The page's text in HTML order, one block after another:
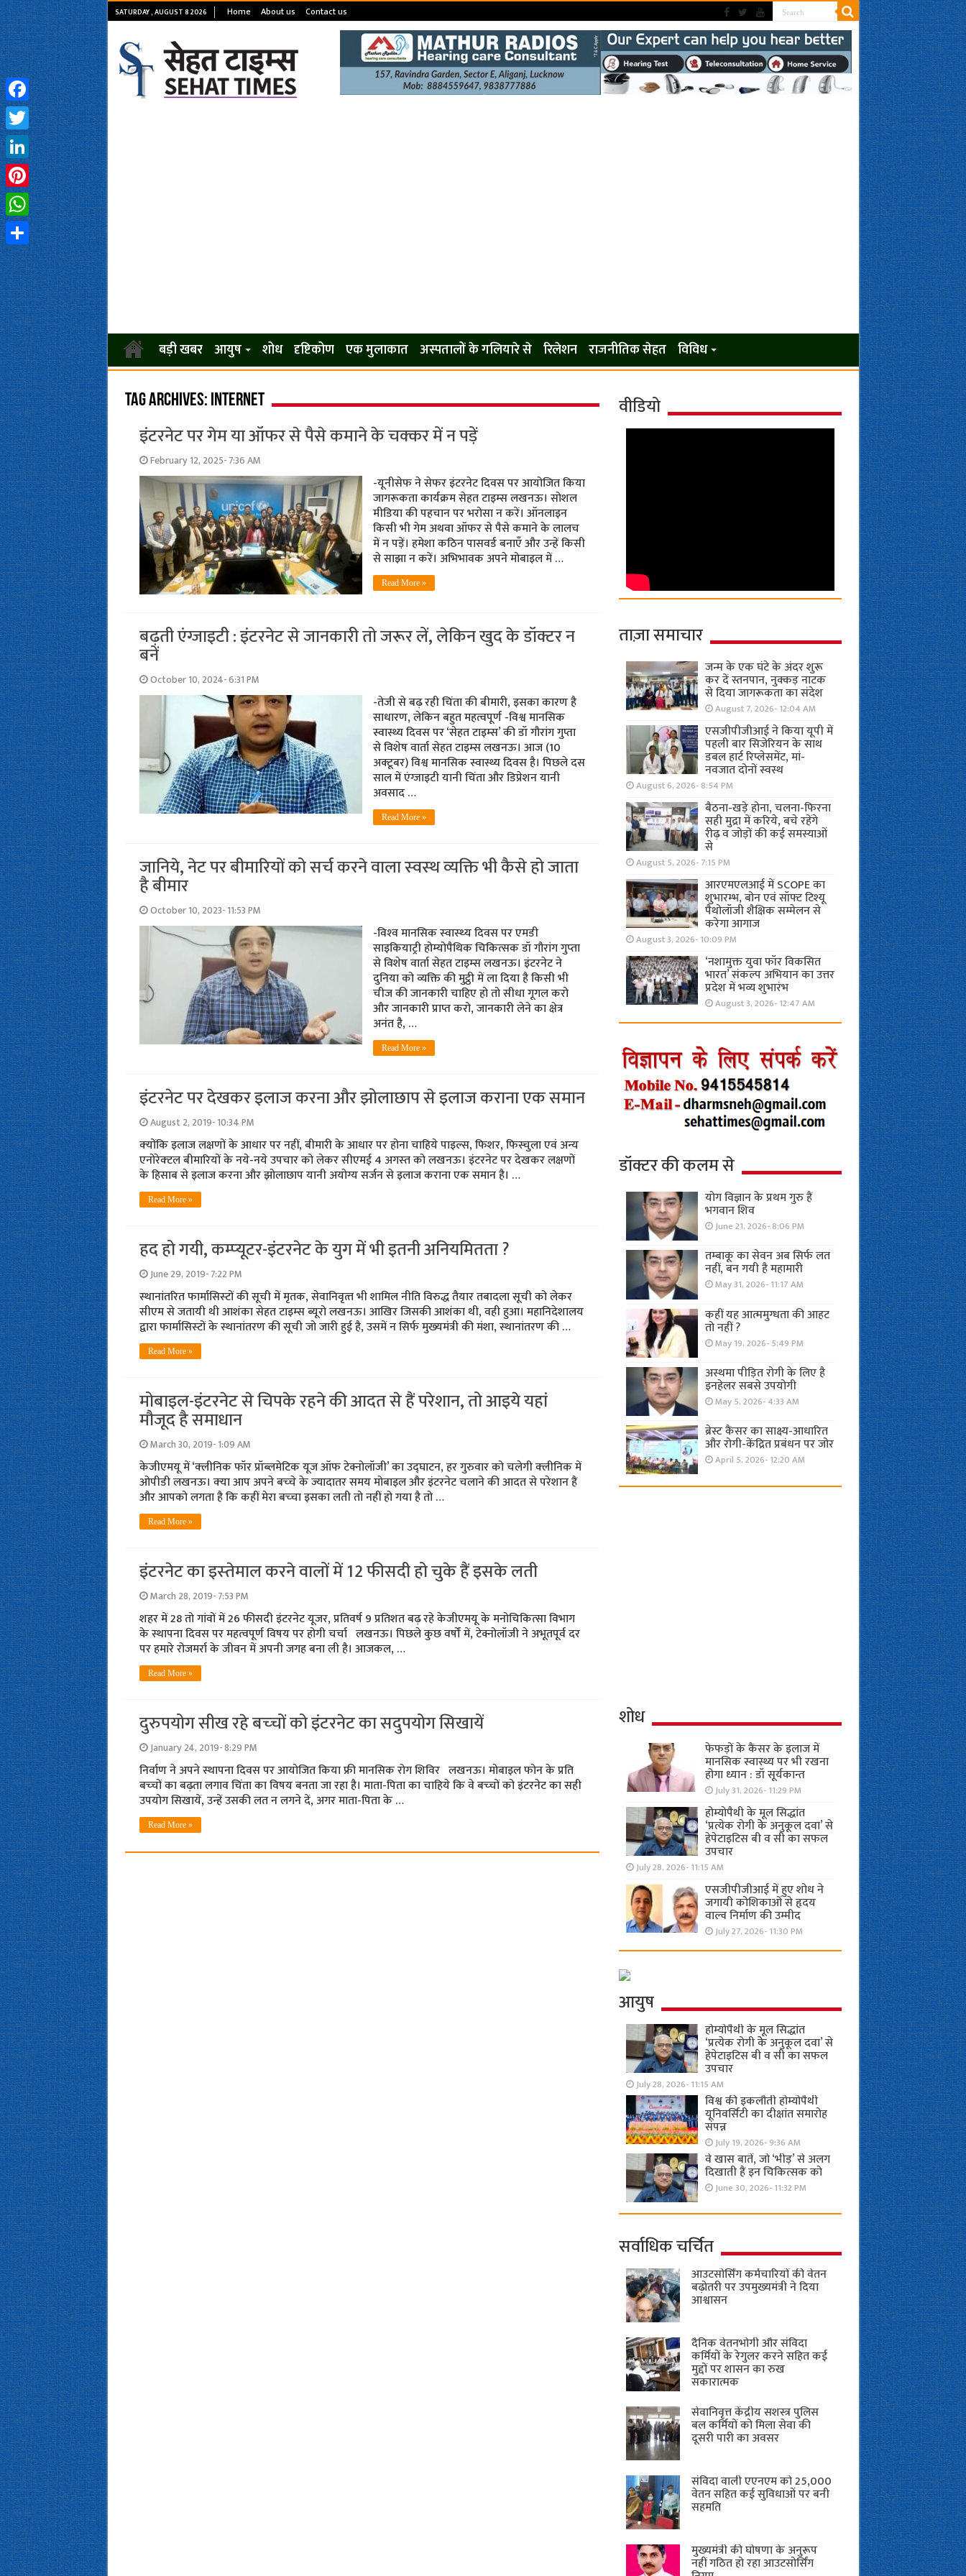
SATURDAY , AUGUST 8 2026 Home About us Contact us
बड़ी खबर आयुष शोध दृष्टिकोण एक मुलाकात अस्पतालों के गलियारे से रिलेशन राजनीतिक सेहत विविध
Tag Archives: Internet
इंटरनेट पर गेम या ऑफर से पैसे कमाने के चक्कर में न पड़ें
February 12, 2025- 7:36 AM
-यूनीसेफ ने सेफर इंटरनेट दिवस पर आयोजित किया
जागरूकता कार्यक्रम सेहत टाइम्स लखनऊ। सोशल
मीडिया की पहचान पर भरोसा न करें। ऑनलाइन
किसी भी गेम अथवा ऑफर से पैसे कमाने के लालच
में न पड़ें। हमेशा कठिन पासवर्ड बनाएँ और उन्हें किसी
से साझा न करें। अभिभावक अपने मोबाइल में …
Read More »
बढ़ती एंग्जाइटी : इंटरनेट से जानकारी तो जरूर लें, लेकिन खुद के डॉक्टर न
बनें
October 10, 2024- 6:31 PM
-तेजी से बढ़ रही चिंता की बीमारी, इसका कारण है
साधारण, लेकिन बहुत महत्वपूर्ण -विश्व मानसिक
स्वास्थ्य दिवस पर ‘सेहत टाइम्स’ की डॉ गौरांग गुप्ता
से विशेष वार्ता सेहत टाइम्स लखनऊ। आज (10
अक्टूबर) विश्व मानसिक स्वास्थ्य दिवस है। पिछले दस
साल में एंग्जाइटी यानी चिंता और डिप्रेशन यानी
अवसाद …
Read More »
जानिये, नेट पर बीमारियों को सर्च करने वाला स्‍वस्‍थ व्‍यक्ति भी कैसे हो जाता
है बीमार
October 10, 2023- 11:53 PM
-विश्‍व मानसिक स्‍वास्‍थ्‍य दिवस पर एमडी
साइकियाट्री होम्‍योपैथिक चिकित्‍सक डॉ गौरांग गुप्‍ता
से विशेष वार्ता सेहत टाइम्‍स लखनऊ। इंटरनेट ने
दुनिया को व्यक्ति की मुट्ठी में ला दिया है किसी भी
चीज की जानकारी चाहिए हो तो सीधा गूगल करो
और जानकारी प्राप्त करो, जानकारी लेने का क्षेत्र
अनंत है, …
Read More »
इंटरनेट पर देखकर इलाज करना और झोलाछाप से इलाज कराना एक समान
August 2, 2019- 10:34 PM
क्‍योंकि इलाज लक्षणों के आधार पर नहीं, बीमारी के आधार पर होना चाहिये पाइल्‍स, फि‍शर, फिस्‍चुला एवं अन्‍य
एनोरेक्‍टल बीमारियों के नये-नये उपचार को लेकर सीएमई 4 अगस्‍त को लखनऊ। इंटरनेट पर देखकर लक्षणों
के हिसाब से इलाज करना और झोलाछाप यानी अयोग्‍य सर्जन से इलाज कराना एक समान है। …
Read More »
हद हो गयी, कम्‍प्‍यूटर-इंटरनेट के युग में भी इतनी अनियमितता ?
June 29, 2019- 7:22 PM
स्‍थानांतरित फार्मासिस्‍टों की सूची में मृतक, सेवानिवृत्‍त भी शामिल नीति विरुद्ध तैयार तबादला सूची को लेकर
सीएम से जतायी थी आशंका सेहत टाइम्‍स ब्‍यूरो लखनऊ। आखिर जिसकी आशंका थी, वही हुआ। महानिदेशालय
द्वारा फार्मासिस्‍टों के स्‍थानांतरण की सूची जो जारी हुई है, उसमें न सिर्फ मुख्‍यमंत्री की मंशा, स्‍थानांतरण की …
Read More »
मोबाइल-इंटरनेट से चिपके रहने की आदत से हैं परेशान, तो आइये यहां
मौजूद है समाधान
March 30, 2019- 1:09 AM
केजीएमयू में ‘क्‍लीनिक फॉर प्रॉब्लमेटिक यूज ऑफ टेक्नोलॉजी’ का उद्घाटन, हर गुरुवार को चलेगी क्‍लीनिक में
ओपीडी लखनऊ। क्‍या आप अपने बच्‍चे के ज्यादातर समय मोबाइल और इंटरनेट चलाने की आदत से परेशान हैं
और आपको लगता है कि कहीं मेरा बच्‍चा इसका लती तो नहीं हो गया है तो …
Read More »
इंटरनेट का इस्‍तेमाल करने वालों में 12 फीसदी हो चुके हैं इसके लती
March 28, 2019- 7:53 PM
शहर में 28 तो गांवों में 26 फीसदी इंटरनेट यूजर, प्रतिवर्ष 9 प्रतिशत बढ़ रहे केजीएमयू के मनोचिकित्‍सा विभाग
के स्‍थापना दिवस पर महत्‍वपूर्ण विषय पर होगी चर्चा लखनऊ। पिछले कुछ वर्षों में, टेक्नोलॉजी ने अभूतपूर्व दर
पर हमारे रोजमर्रा के जीवन में अपनी जगह बना ली है। आजकल, …
Read More »
दुरुपयोग सीख रहे बच्‍चों को इंटरनेट का सदुपयोग सिखायें
January 24, 2019- 8:29 PM
निर्वाण ने अपने स्‍थापना दिवस पर आयोजित किया फ्री मानसिक रोग शिविर लखनऊ। मोबाइल फोन के प्रति
बच्‍चों का बढ़ता लगाव चिंता का विषय बनता जा रहा है। माता-पिता का चाहिये कि वे बच्‍चों को इंटरनेट का सही
उपयोग सिखायें, उन्‍हें उसकी लत न लगने दें, अगर माता-पिता के …
Read More »
वीडियो
ताज़ा समाचार
जन्म के एक घंटे के अंदर शुरू
कर दें स्तनपान, नुक्कड़ नाटक
से दिया जागरूकता का संदेश
August 7, 2026- 12:04 AM
एसजीपीजीआई ने किया यूपी में
पहली बार सिजेरियन के साथ
डबल हार्ट रिप्लेसमेंट, मां-
नवजात दोनों स्वस्थ
August 6, 2026- 8:54 PM
बैठना-खड़े होना, चलना-फिरना
सही मुद्रा में करिये, बचे रहेंगे
रीढ़ व जोड़ों की कई समस्याओं
से
August 5, 2026- 7:15 PM
आरएमएलआई में SCOPE का
शुभारम्भ, बोन एवं सॉफ्ट टिश्यू
पैथोलॉजी शैक्षिक सम्मेलन से
करेगा आगाज
August 3, 2026- 10:09 PM
‘नशामुक्त युवा फॉर विकसित
भारत’ संकल्प अभियान का उत्तर
प्रदेश में भव्य शुभारंभ
August 3, 2026- 12:47 AM
डॉक्टर की कलम से
योग विज्ञान के प्रथम गुरु हैं
भगवान शिव
June 21, 2026- 8:06 PM
तम्बाकू का सेवन अब सिर्फ लत
नहीं, बन गयी है महामारी
May 31, 2026- 11:17 AM
कहीं यह आत्ममुग्धता की आहट
तो नहीं ?
May 19, 2026- 5:49 PM
अस्थमा पीड़ित रोगी के लिए है
इनहेलर सबसे उपयोगी
May 5, 2026- 4:33 AM
ब्रेस्ट कैंसर का साक्ष्य-आधारित
और रोगी-केंद्रित प्रबंधन पर जोर
April 5, 2026- 12:20 AM
शोध
फेफड़ों के कैंसर के इलाज में
मानसिक स्वास्थ्य पर भी रखना
होगा ध्यान : डॉ सूर्यकान्त
July 31, 2026- 11:29 PM
होम्योपैथी के मूल सिद्धांत
‘प्रत्येक रोगी केे अनुकूल दवा’ से
हेपेटाइटिस बी व सी का सफल
उपचार
July 28, 2026- 11:15 AM
एसजीपीजीआई में हुए शोध ने
जगायी कोशिकाओं से हृदय
वाल्व निर्माण की उम्मीद
July 27, 2026- 11:30 PM
आयुष
होम्योपैथी के मूल सिद्धांत
‘प्रत्येक रोगी केे अनुकूल दवा’ से
हेपेटाइटिस बी व सी का सफल
उपचार
July 28, 2026- 11:15 AM
विश्व की इकलौती होम्योपैथी
यूनिवर्सिटी का दीक्षांत समारोह
संपन्न
July 19, 2026- 9:36 AM
वे खास बातें, जो ‘भीड़’ से अलग
दिखाती हैं इन चिकित्सक को
June 30, 2026- 11:32 PM
सर्वाधिक चर्चित
आउटसोर्सिंग कर्मचारियों की वेतन
बढ़ोतरी पर उपमुख्यमंत्री ने दिया
आश्वासन
दैनिक वेतनभोगी और संविदा
कर्मियों के रेगुलर करने सहित कई
मुद्दों पर शासन का रुख
सकारात्मक
सेवानिवृत्त केंद्रीय सशस्त्र पुलिस
बल ​कर्मियों को मिला सेवा की
दूसरी पारी का अवसर
संविदा वाली एएनएम को 25,000
वेतन सहित कई सुविधाओं पर बनी
सहमति
मुख्यमंत्री की घोषणा के अनुरूप
नहीं गठित हो रहा आउटसोर्सिंग
Facebook
Twitter
LinkedIn
Pinterest
WhatsApp
Share